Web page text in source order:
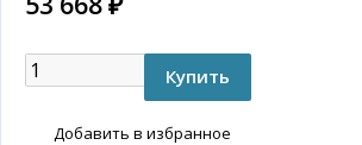
Добавить в избранное